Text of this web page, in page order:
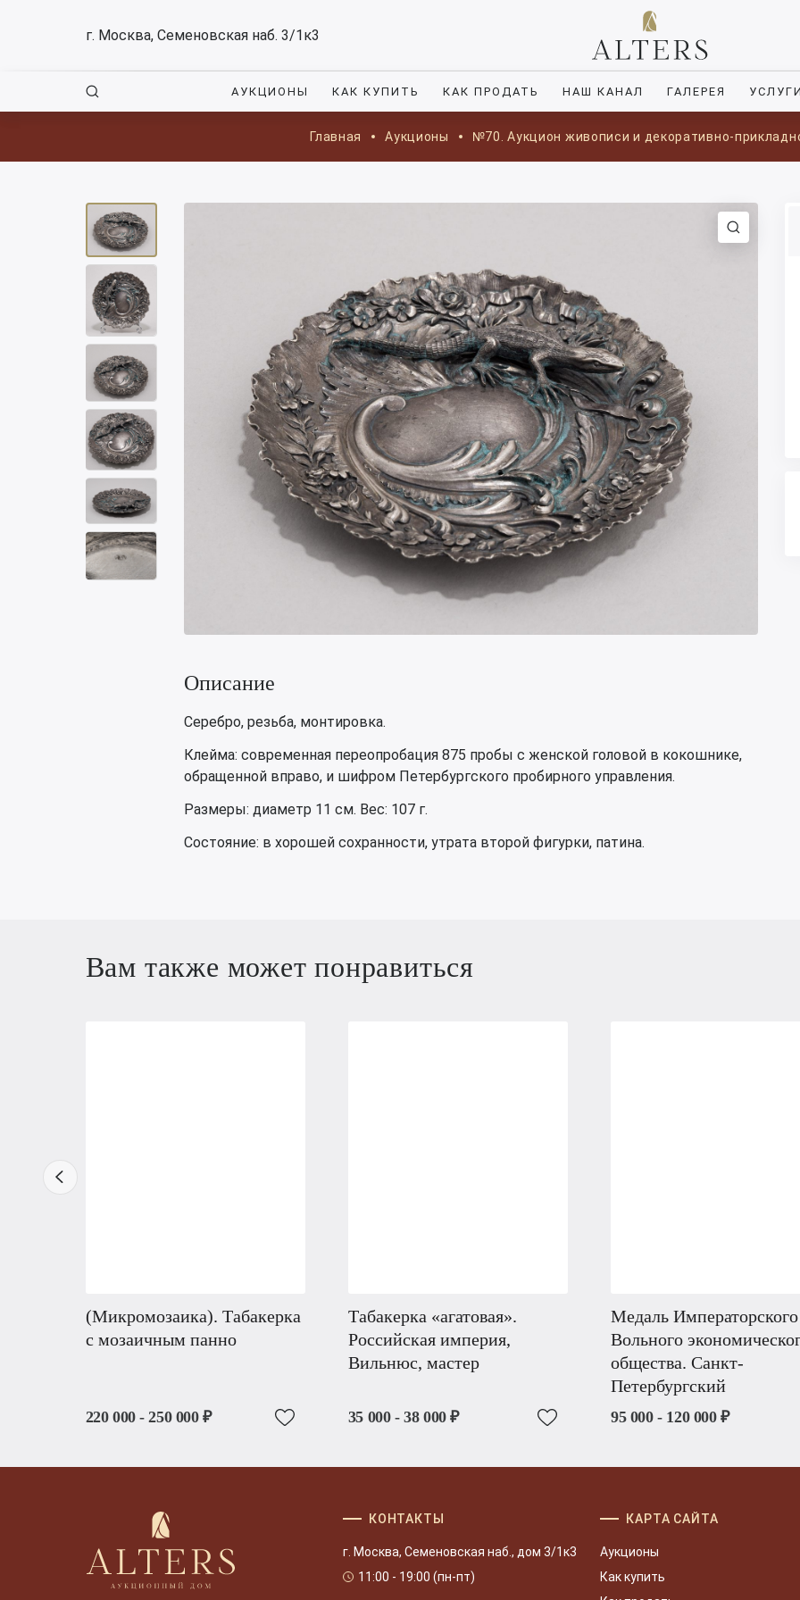
г. Москва, Семеновская наб. 3/1к3
АУКЦИОНЫ КАК КУПИТЬ КАК ПРОДАТЬ НАШ КАНАЛ ГАЛЕРЕЯ
Главная Аукционы №70. Аукцион живописи и декоративно-
Описание
Серебро, резьба, монтировка.
Клейма: современная переопробация 875 пробы с женской головой в кокошнике,
обращенной вправо, и шифром Петербургского пробирного управления.
Размеры: диаметр 11 см. Вес: 107 г.
Состояние: в хорошей сохранности, утрата второй фигурки, патина.
Вам также может понравиться
(Микромозаика). Табакерка
с мозаичным панно
220 000 - 250 000 ₽
Табакерка «агатовая».
Российская империя,
Вильнюс, мастер
35 000 - 38 000 ₽
Медаль Императорского
Вольного
общества. Санкт-
Петербургский
95 000 - 120 000 ₽
КОНТАКТЫ
г. Москва, Семеновская наб., дом 3/1к3
11:00 - 19:00 (пн-пт)
КАРТА САЙТА
Аукционы
Как купить